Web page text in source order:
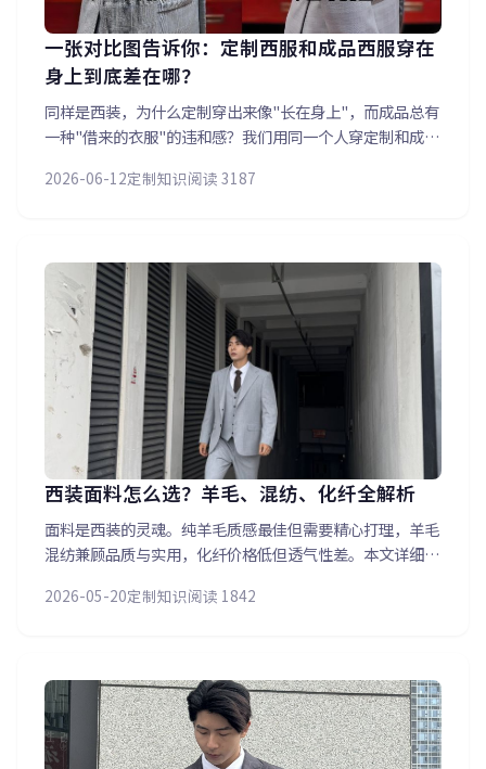
一张对比图告诉你：定制西服和成品西服穿在
身上到底差在哪？
同样是西装，为什么定制穿出来像"长在身上"，而成品总有
一种"借来的衣服"的违和感？我们用同一个人穿定制和成品
位逐一拆解——定制西服的「一人一版」到底在哪些细节上
2026-06-12定制知识阅读 3187
西装面料怎么选？羊毛、混纺、化纤全解析
面料是西装的灵魂。纯羊毛质感最佳但需要精心打理，羊毛
混纺兼顾品质与实用，化纤价格低但透气性差。本文详细对
面料选择建议，帮您选对面料让西服穿着更舒适。
2026-05-20定制知识阅读 1842